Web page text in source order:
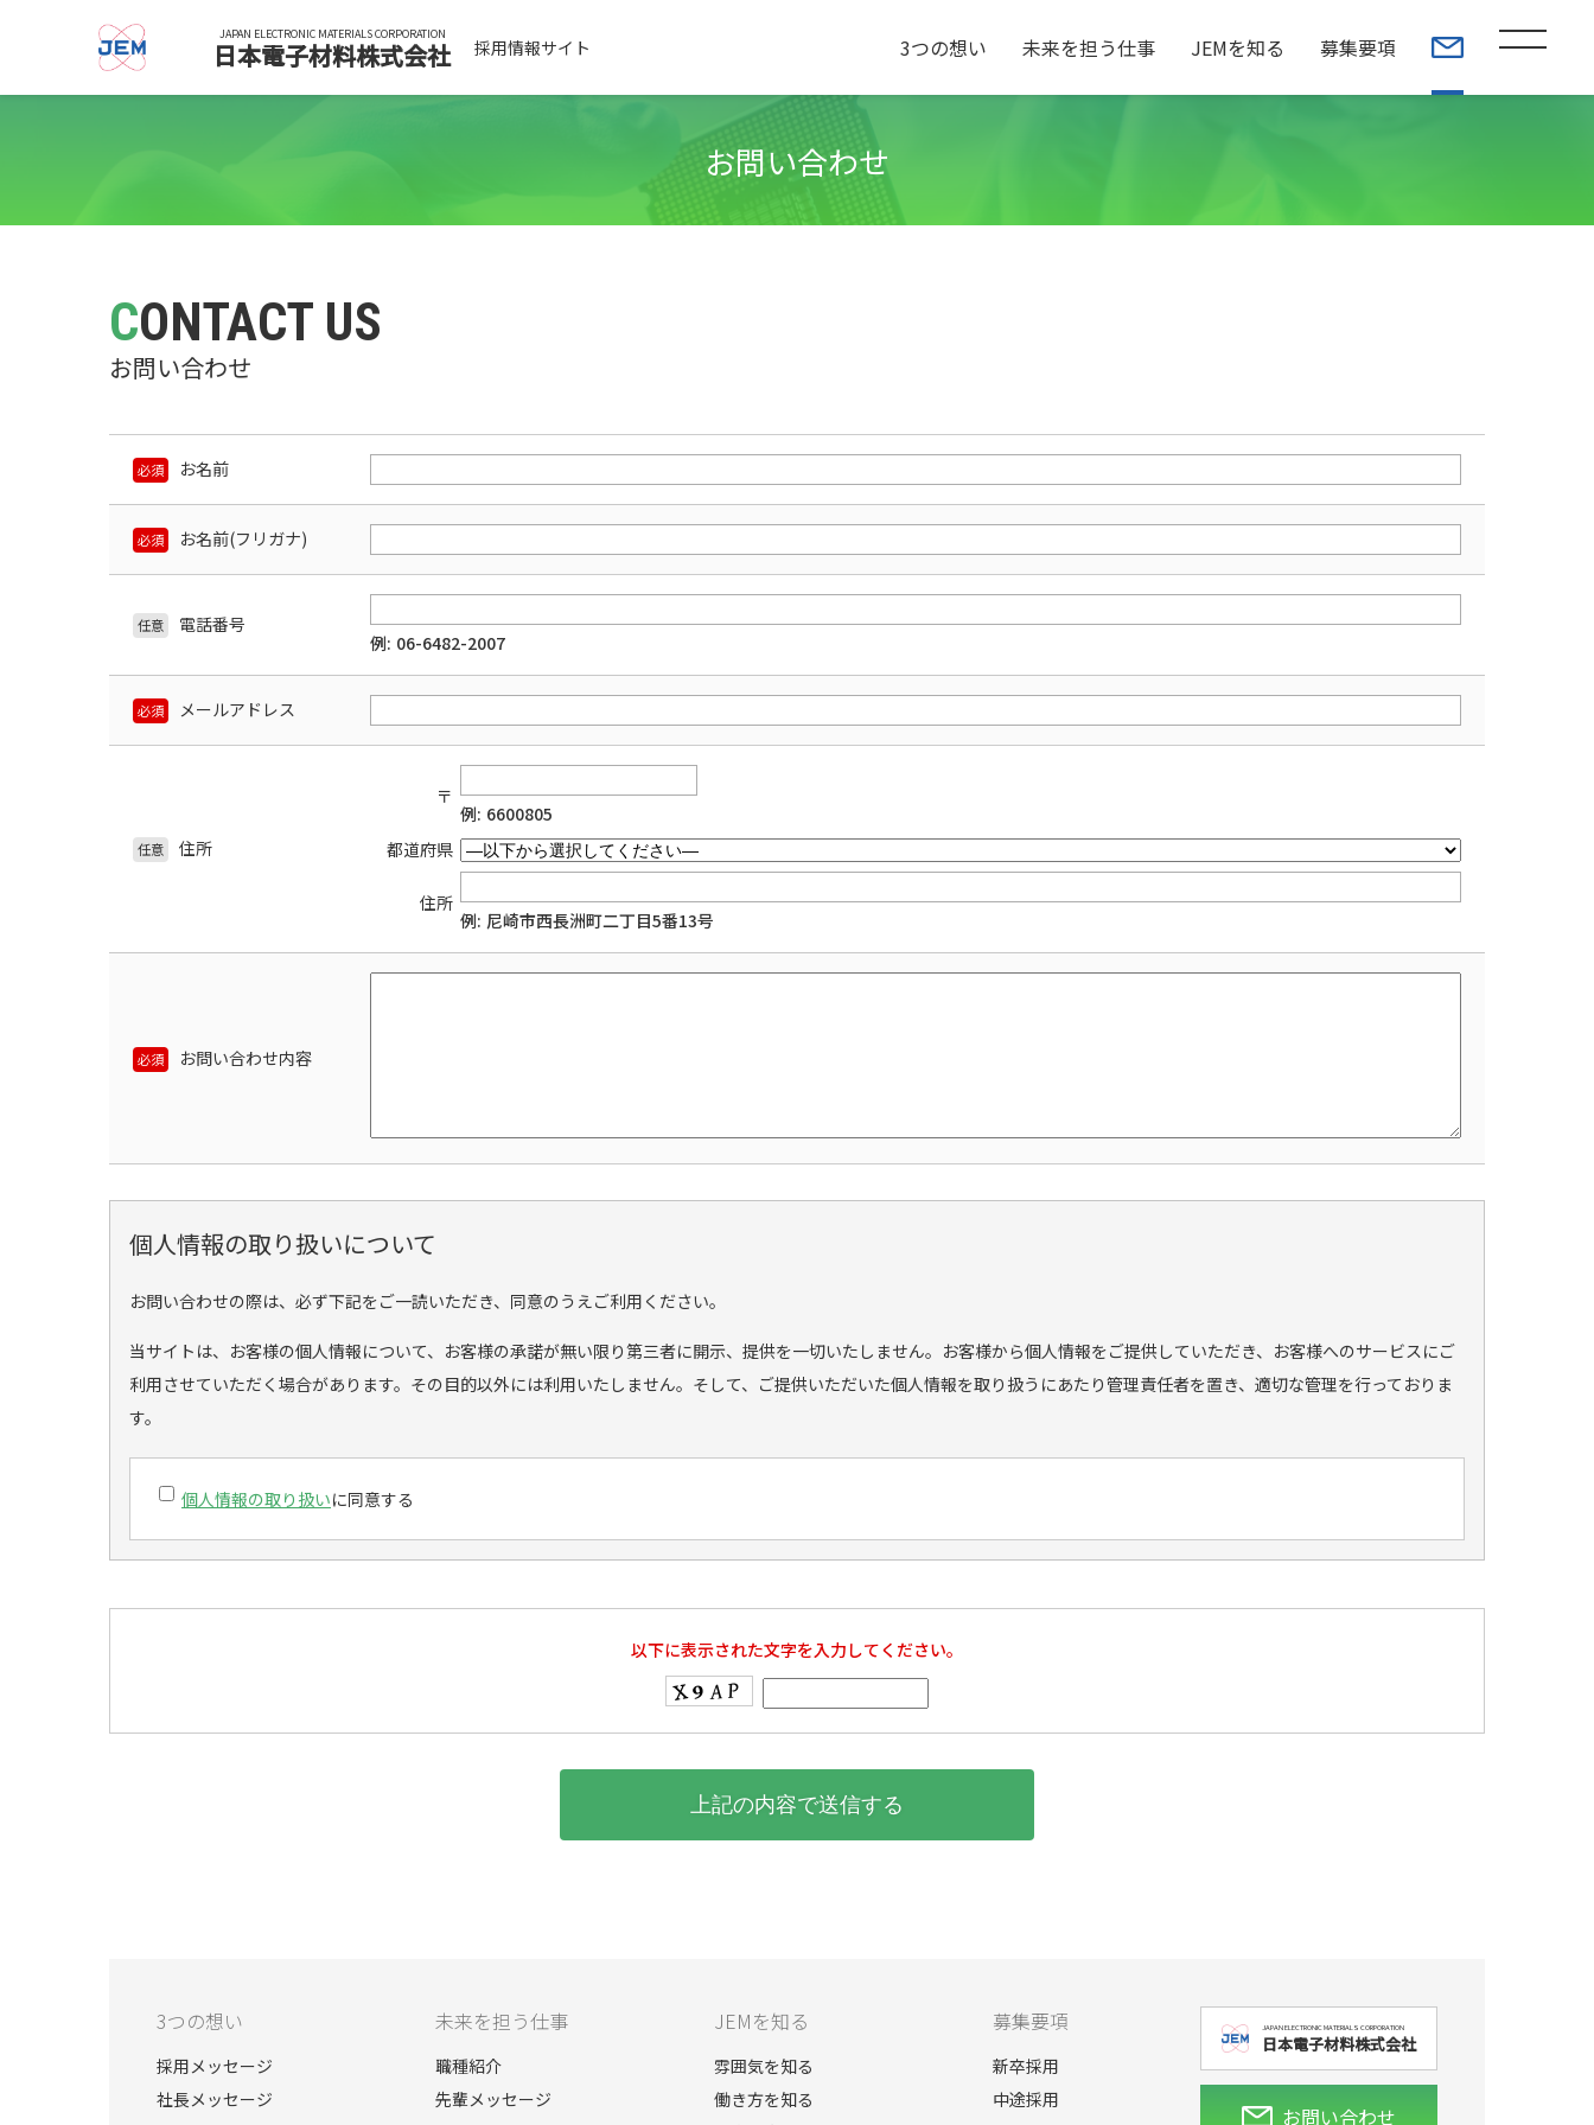
JAPAN ELECTRONIC MATERIALS CORPORATION
日本電子材料株式会社 採用情報サイト 3つの想い 未来を担う仕事 JEMを知る 募集要項
お問い合わせ
CONTACT US
お問い合わせ
お名前
お名前(フリガナ)
電話番号
06-6482-2007
メールアドレス
住所
〒
6600805
都道府県
住所
尼崎市西長洲町二丁目5番13号
お問い合わせ内容
個人情報の取り扱いについて
お問い合わせの際は、必ず下記をご一読いただき、同意のうえご利用ください。
当サイトは、お客様の個人情報について、お客様の承諾が無い限り第三者に開示、提供を一切いたしません。お客様から個人情報をご提供していただき、お客様へのサービスにご
利用させていただく場合があります。その目的以外には利用いたしません。そして、ご提供いただいた個人情報を取り扱うにあたり管理責任者を置き、適切な管理を行っておりま
す。
個人情報の取り扱いに同意する
以下に表示された文字を入力してください。
3つの想い
採用メッセージ
社長メッセージ
未来を担う仕事
職種紹介
先輩メッセージ
JEMを知る
雰囲気を知る
働き方を知る
募集要項
新卒採用
中途採用
JAPAN ELECTRONIC MATERIALS CORPORATION
日本電子材料株式会社
お問い合わせ